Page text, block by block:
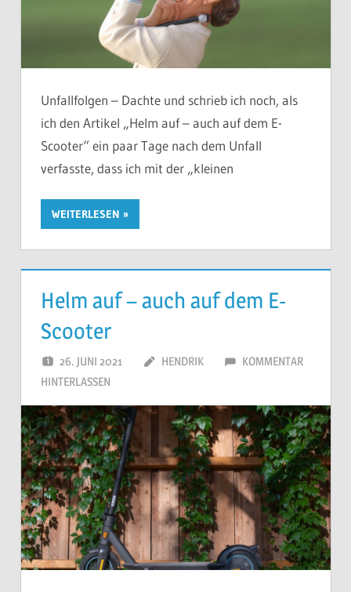
Unfallfolgen – Dachte und schrieb ich noch, als
ich den Artikel „Helm auf – auch auf dem E-
Scooter“ ein paar Tage nach dem Unfall
verfasste, dass ich mit der „kleinen
WEITERLESEN
Helm auf – auch auf dem E-
Scooter
26. JUNI 2021 HENDRIK
KOMMENTAR
HINTERLASSEN